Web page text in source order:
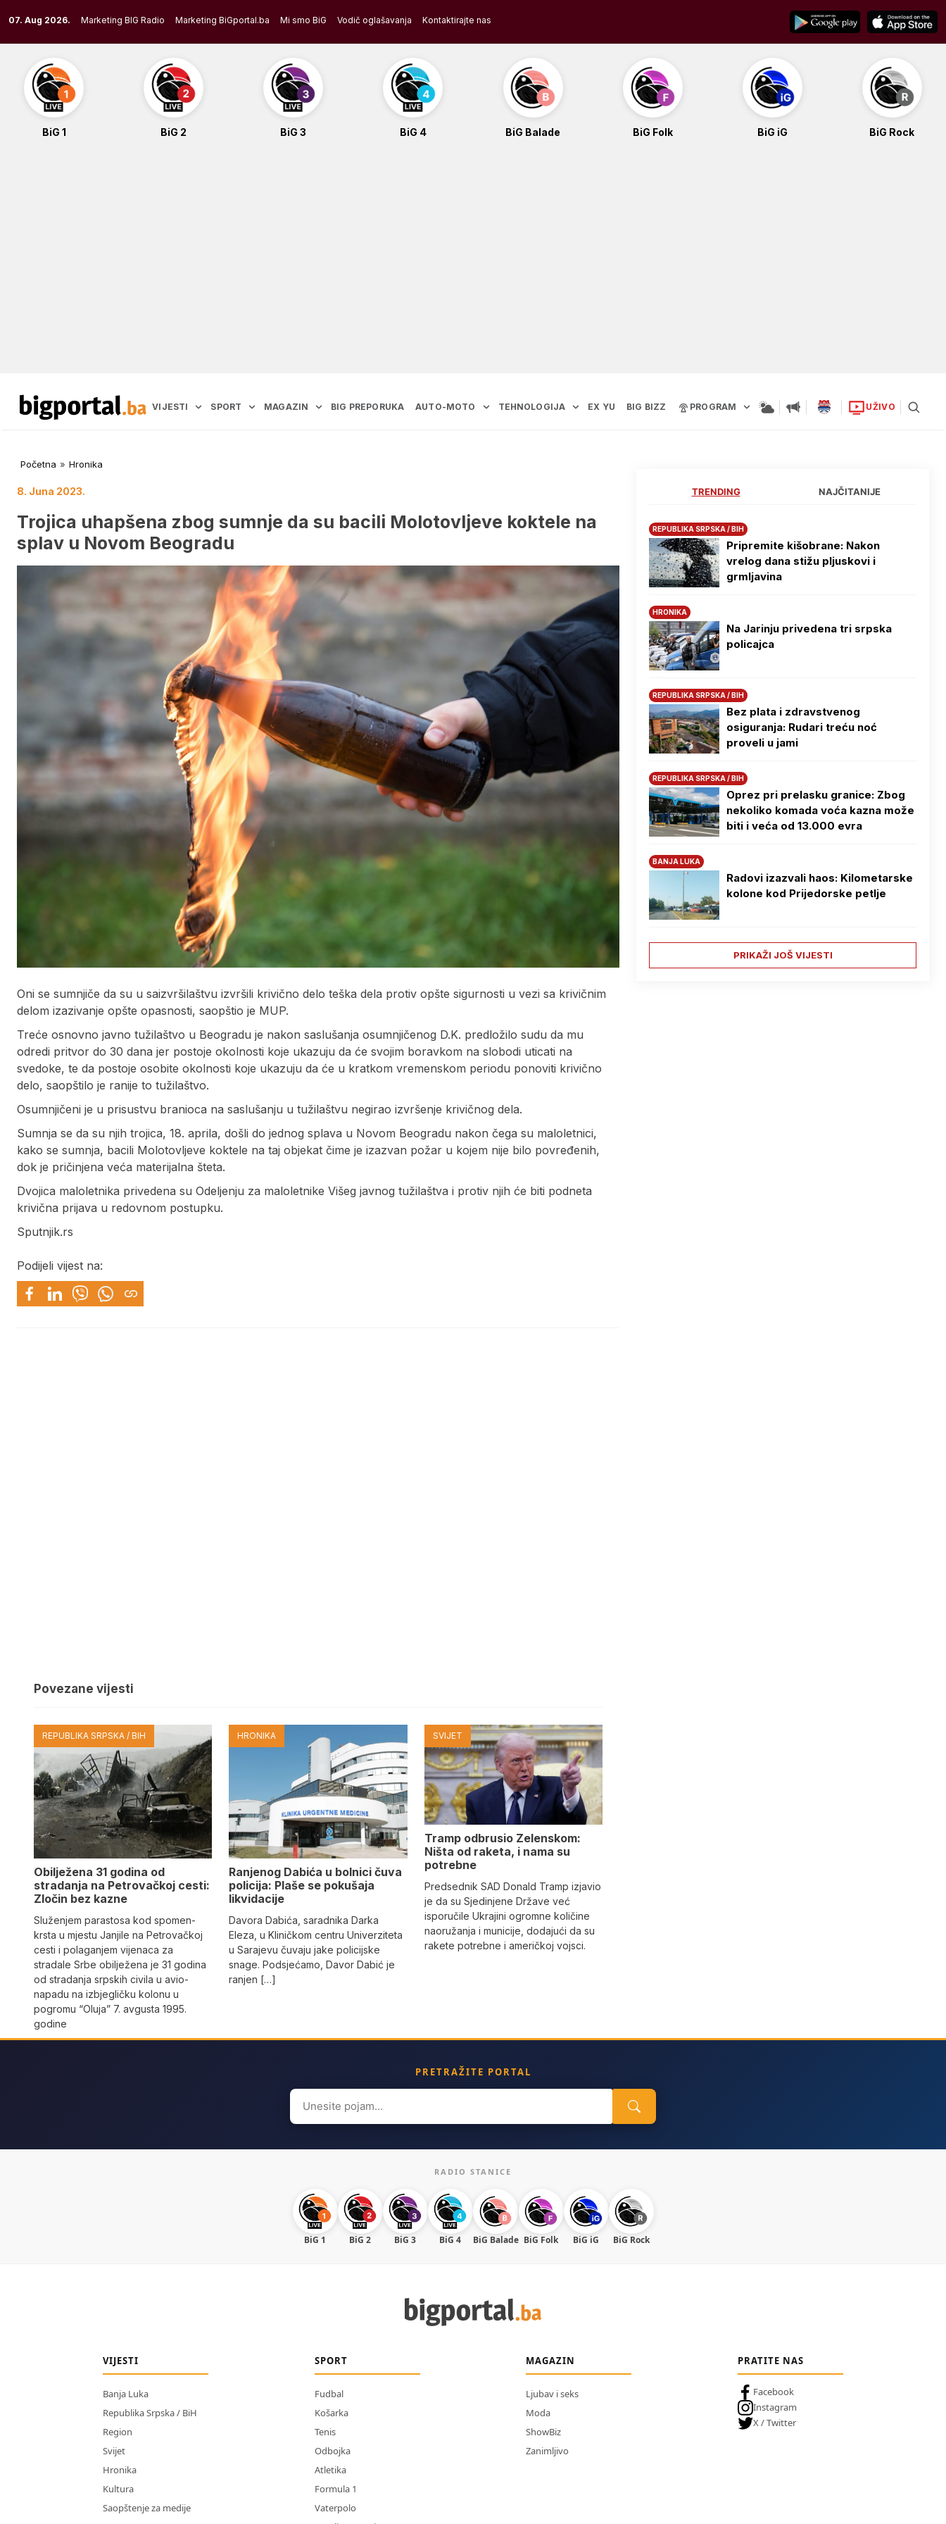
to
content
07. Aug 2026. Marketing BIG Radio Marketing BiGportal.ba Mi smo BiG Vodič oglašavanja Kontaktirajte nas
BiG 1 BiG 2 BiG 3 BiG 4 BiG Balade BiG Folk BiG iG BiG Rock
VIJESTI SPORT MAGAZIN BIG PREPORUKA AUTO-MOTO TEHNOLOGIJA EX YU BIG BIZZ PROGRAM UŽIVO
Početna » Hronika
8. Juna 2023.
Trojica uhapšena zbog sumnje da su bacili Molotovljeve koktele na
splav u Novom Beogradu
Oni se sumnjiče da su u saizvršilaštvu izvršili krivično delo teška dela protiv opšte sigurnosti u vezi sa krivičnim
delom izazivanje opšte opasnosti, saopštio je MUP.
Treće osnovno javno tužilaštvo u Beogradu je nakon saslušanja osumnjičenog D.K. predložilo sudu da mu
odredi pritvor do 30 dana jer postoje okolnosti koje ukazuju da će svojim boravkom na slobodi uticati na
svedoke, te da postoje osobite okolnosti koje ukazuju da će u kratkom vremenskom periodu ponoviti krivično
delo, saopštilo je ranije to tužilaštvo.
Osumnjičeni je u prisustvu branioca na saslušanju u tužilaštvu negirao izvršenje krivičnog dela.
Sumnja se da su njih trojica, 18. aprila, došli do jednog splava u Novom Beogradu nakon čega su maloletnici,
kako se sumnja, bacili Molotovljeve koktele na taj objekat čime je izazvan požar u kojem nije bilo povređenih,
dok je pričinjena veća materijalna šteta.
Dvojica maloletnika privedena su Odeljenju za maloletnike Višeg javnog tužilaštva i protiv njih će biti podneta
krivična prijava u redovnom postupku.
Sputnjik.rs
Podijeli vijest na:
Povezane vijesti
REPUBLIKA SRPSKA / BIH
Obilježena 31 godina od
stradanja na Petrovačkoj cesti:
Zločin bez kazne
Služenjem parastosa kod spomen-
krsta u mjestu Janjile na Petrovačkoj
cesti i polaganjem vijenaca za
stradale Srbe obilježena je 31 godina
od stradanja srpskih civila u avio-
napadu na izbjegličku kolonu u
pogromu “Oluja” 7. avgusta 1995.
godine
HRONIKA
Ranjenog Dabića u bolnici čuva
policija: Plaše se pokušaja
likvidacije
Davora Dabića, saradnika Darka
Eleza, u Kliničkom centru Univerziteta
u Sarajevu čuvaju jake policijske
snage. Podsjećamo, Davor Dabić je
ranjen […]
SVIJET
Tramp odbrusio Zelenskom:
Ništa od raketa, i nama su
potrebne
Predsednik SAD Donald Tramp izjavio
je da su Sjedinjene Države već
isporučile Ukrajini ogromne količine
naoružanja i municije, dodajući da su
rakete potrebne i američkoj vojsci.
TRENDING NAJČITANIJE
REPUBLIKA SRPSKA / BIH
Pripremite kišobrane: Nakon
vrelog dana stižu pljuskovi i
grmljavina
HRONIKA
Na Јarinju privedena tri srpska
policajca
REPUBLIKA SRPSKA / BIH
Bez plata i zdravstvenog
osiguranja: Rudari treću noć
proveli u jami
REPUBLIKA SRPSKA / BIH
Oprez pri prelasku granice: Zbog
nekoliko komada voća kazna može
biti i veća od 13.000 evra
BANJA LUKA
Radovi izazvali haos: Kilometarske
kolone kod Prijedorske petlje
PRIKAŽI JOŠ VIJESTI
PRETRAŽITE PORTAL
Search
for:
RADIO STANICE
BiG 1 BiG 2 BiG 3 BiG 4 BiG Balade BiG Folk BiG iG BiG Rock
VIJESTI
Banja Luka
Republika Srpska / BiH
Region
Svijet
Hronika
Kultura
Saopštenje za medije
SPORT
Fudbal
Košarka
Tenis
Odbojka
Atletika
Formula 1
Vaterpolo
MAGAZIN
Ljubav i seks
Moda
ShowBiz
Zanimljivo
PRATITE NAS
Facebook
Instagram
X / Twitter